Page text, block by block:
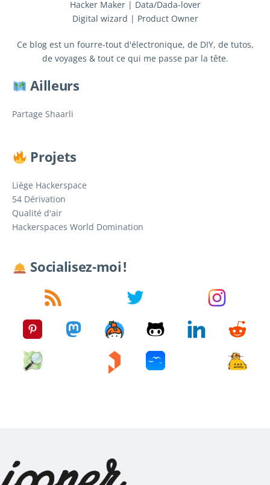
Hacker Maker | Data/Dada-lover
Digital wizard | Product Owner
Ce blog est un fourre-tout d'électronique, de DIY, de tutos,
de voyages & tout ce qui me passe par la tête.
Ailleurs
Partage Shaarli
Projets
Liège Hackerspace
54 Dérivation
Qualité d'air
Hackerspaces World Domination
Socialisez-moi !